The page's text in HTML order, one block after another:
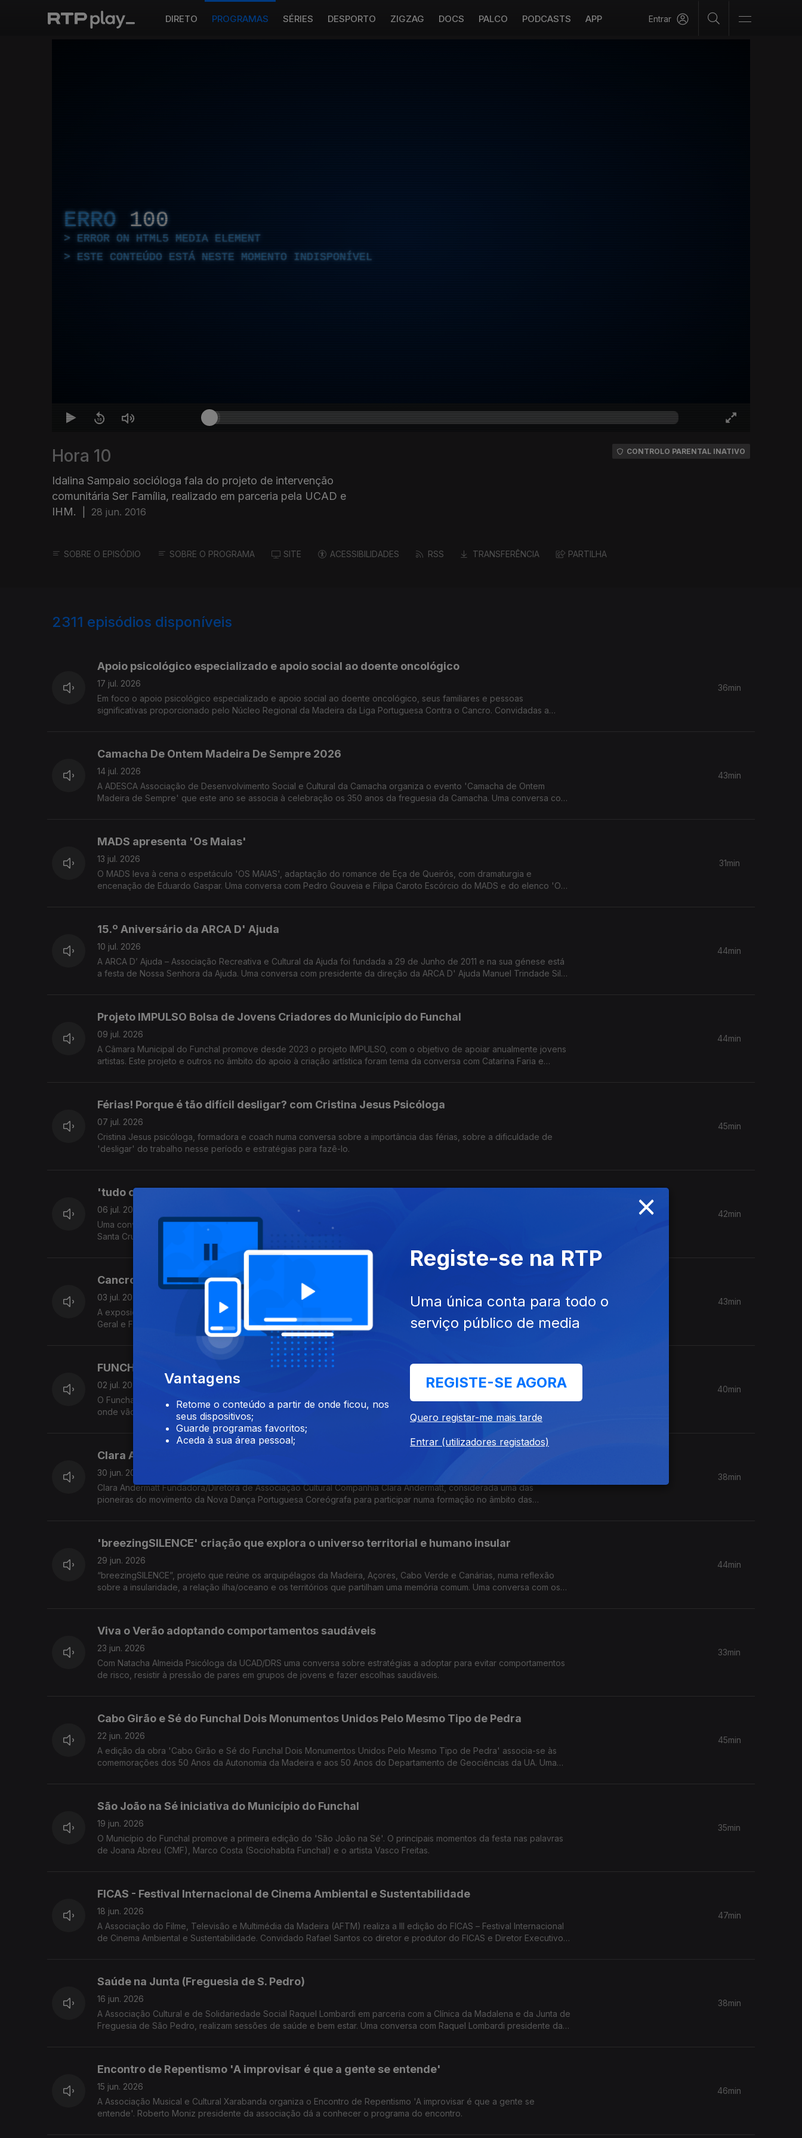
DIRETO PROGRAMAS SÉRIES DESPORTO ZIGZAG DOCS PALCO PODCASTS APP Entrar
ERRO 100
ERROR ON HTML5 MEDIA ELEMENT
ESTE CONTEÚDO ESTÁ NESTE MOMENTO INDISPONÍVEL
Hora 10
Idalina Sampaio socióloga fala do projeto de intervenção
comunitária Ser Família, realizado em parceria pela UCAD e
IHM.
28 jun. 2016
CONTROLO PARENTAL INATIVO
SOBRE O EPISÓDIO SOBRE O PROGRAMA SITE ACESSIBILIDADES RSS TRANSFERÊNCIA PARTILHA
2311 episódios disponíveis
Apoio psicológico especializado e apoio social ao doente oncológico
17 jul. 2026
Em foco o apoio psicológico especializado e apoio social ao doente oncológico, seus familiares e pessoas
significativas proporcionado pelo Núcleo Regional da Madeira da Liga Portuguesa Contra o Cancro. Convidadas a
36min
Camacha De Ontem Madeira De Sempre 2026
14 jul. 2026
A ADESCA Associação de Desenvolvimento Social e Cultural da Camacha organiza o evento 'Camacha de Ontem
Madeira de Sempre' que este ano se associa à celebração os 350 anos da freguesia da Camacha. Uma conversa com
43min
MADS apresenta 'Os Maias'
13 jul. 2026
O MADS leva à cena o espetáculo 'OS MAIAS', adaptação do romance de Eça de Queirós, com dramaturgia e
encenação de Eduardo Gaspar. Uma conversa com Pedro Gouveia e Filipa Caroto Escórcio do MADS e do elenco 'Os
31min
15.º Aniversário da ARCA D' Ajuda
10 jul. 2026
A ARCA D’ Ajuda – Associação Recreativa e Cultural da Ajuda foi fundada a 29 de Junho de 2011 e na sua génese está
a festa de Nossa Senhora da Ajuda. Uma conversa com presidente da direção da ARCA D' Ajuda Manuel Trindade Silva
44min
Projeto IMPULSO Bolsa de Jovens Criadores do Município do Funchal
09 jul. 2026
A Câmara Municipal do Funchal promove desde 2023 o projeto IMPULSO, com o objetivo de apoiar anualmente jovens
artistas. Este projeto e outros no âmbito do apoio à criação artística foram tema da conversa com Catarina Faria e
44min
Férias! Porque é tão difícil desligar? com Cristina Jesus Psicóloga
07 jul. 2026
Cristina Jesus psicóloga, formadora e coach numa conversa sobre a importância das férias, sobre a dificuldade de
'desligar' do trabalho nesse período e estratégias para fazê-lo.
45min
'tudo o que existe, passa' exposição de Luísa Spínola
06 jul. 2026
Uma conversa com Luísa Spínola Artista Plástica/Pintora que expõe 'tudo o que existe, passa' na Casa da Cultura de
Santa Cruz - Quinta do Revoredo. Uma exposição que segundo a artista '... não oferece respostas. Oferece uma pausa
para que o olhar desacelere e se deixe tocar pela evidência daquilo que muda'
42min
Cancro da Pele: Verão Com Prevenção
03 jul. 2026
A exposição solar é a principal causa do cancro da pele, mas é possível prevenir. Pedro Pereira Médico de Medicina
Geral e Familiar e Leonor Leça Psicóloga Clínica, ambos da Unidade de Educação para a Saúde do NRM-LPCC,
partilharam informações essenciais sobre a exposição solar segura.
43min
FUNCHAL JAZZ 2026
02 jul. 2026
O Funchal Jazz acontece em dois espaços: o Jardim Municipal e no Parque de Santa Catarina, palco principal, por
onde vão passar alguns dos maiores nomes do jazz. Uma conversa com Paulo Barbosa Diretor Artístico do Funchal
Jazz e Francisco Andrade diretor do Curso Profissional de Instrumentista Jazz do Conservatório e Presidente da
Associação Jazz do Funchal 'Melro Preto'
40min
Clara Andermatt pioneira do movimento da Nova Dança Portuguesa
30 jun. 2026
Clara Andermatt Fundadora/Diretora de Associação Cultural Companhia Clara Andermatt, considerada uma das
pioneiras do movimento da Nova Dança Portuguesa Coreógrafa para participar numa formação no âmbito das
38min
'breezingSILENCE' criação que explora o universo territorial e humano insular
29 jun. 2026
“breezingSILENCE”, projeto que reúne os arquipélagos da Madeira, Açores, Cabo Verde e Canárias, numa reflexão
sobre a insularidade, a relação ilha/oceano e os territórios que partilham uma memória comum. Uma conversa com os
44min
Viva o Verão adoptando comportamentos saudáveis
23 jun. 2026
Com Natacha Almeida Psicóloga da UCAD/DRS uma conversa sobre estratégias a adoptar para evitar comportamentos
de risco, resistir à pressão de pares em grupos de jovens e fazer escolhas saudáveis.
33min
Cabo Girão e Sé do Funchal Dois Monumentos Unidos Pelo Mesmo Tipo de Pedra
22 jun. 2026
A edição da obra 'Cabo Girão e Sé do Funchal Dois Monumentos Unidos Pelo Mesmo Tipo de Pedra' associa-se às
comemorações dos 50 Anos da Autonomia da Madeira e aos 50 Anos do Departamento de Geociências da UA. Uma
45min
São João na Sé iniciativa do Município do Funchal
19 jun. 2026
O Município do Funchal promove a primeira edição do 'São João na Sé'. O principais momentos da festa nas palavras
de Joana Abreu (CMF), Marco Costa (Sociohabita Funchal) e o artista Vasco Freitas.
35min
FICAS - Festival Internacional de Cinema Ambiental e Sustentabilidade
18 jun. 2026
A Associação do Filme, Televisão e Multimédia da Madeira (AFTM) realiza a III edição do FICAS – Festival Internacional
de Cinema Ambiental e Sustentabilidade. Convidado Rafael Santos co diretor e produtor do FICAS e Diretor Executivo
47min
Saúde na Junta (Freguesia de S. Pedro)
16 jun. 2026
A Associação Cultural e de Solidariedade Social Raquel Lombardi em parceria com a Clínica da Madalena e da Junta de
Freguesia de São Pedro, realizam sessões de saúde e bem estar. Uma conversa com Raquel Lombardi presidente da
38min
Encontro de Repentismo 'A improvisar é que a gente se entende'
15 jun. 2026
A Associação Musical e Cultural Xarabanda organiza o Encontro de Repentismo 'A improvisar é que a gente se
entende'. Roberto Moniz presidente da associação dá a conhecer o programa do encontro.
46min
×
Vantagens
Retome o conteúdo a partir de onde ficou, nos
seus dispositivos;
Guarde programas favoritos;
Aceda à sua área pessoal;
Registe-se na RTP
Uma única conta para todo o
serviço público de media
REGISTE-SE AGORA
Quero registar-me mais tarde
Entrar (utilizadores registados)